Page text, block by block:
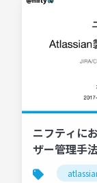
ニフティに
ザー管理手